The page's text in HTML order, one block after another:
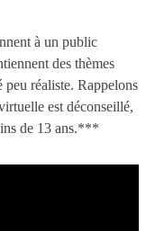
à un public
des thèmes
peu réaliste. Rappelons
est déconseillé,
de 13 ans.***